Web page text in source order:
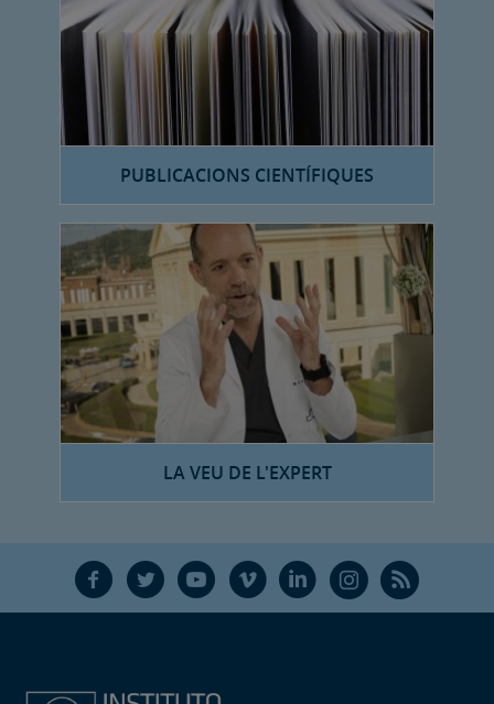
PUBLICACIONS CIENTÍFIQUES
LA VEU DE L'EXPERT
F T Y V L Ñ R